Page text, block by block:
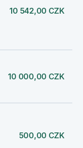
10 542,00 CZK
10 000,00 CZK
500,00 CZK